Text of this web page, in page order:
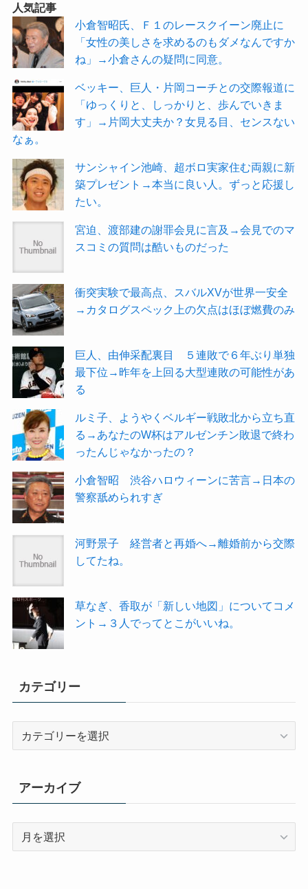
人気記事
小倉智昭氏、Ｆ１のレースクイーン廃止に
「女性の美しさを求めるのもダメなんですか
ね」→小倉さんの疑問に同意。
ベッキー、巨人・片岡コーチとの交際報道に
「ゆっくりと、しっかりと、歩んでいきま
す」→片岡大丈夫か？女見る目、センスない
なぁ。
サンシャイン池崎、超ボロ実家住む両親に新
築プレゼント→本当に良い人。ずっと応援し
たい。
宮迫、渡部建の謝罪会見に言及→会見でのマ
スコミの質問は酷いものだった
衝突実験で最高点、スバルXVが世界一安全
→カタログスペック上の欠点はほぼ燃費のみ
巨人、由伸采配裏目 ５連敗で６年ぶり単独
最下位→昨年を上回る大型連敗の可能性があ
る
ルミ子、ようやくベルギー戦敗北から立ち直
る→あなたのW杯はアルゼンチン敗退で終わ
ったんじゃなかったの？
小倉智昭 渋谷ハロウィーンに苦言→日本の
警察舐められすぎ
河野景子 経営者と再婚へ→離婚前から交際
してたね。
草なぎ、香取が「新しい地図」についてコメ
ント→３人でってとこがいいね。
カテゴリー
リ
ー
アーカイブ